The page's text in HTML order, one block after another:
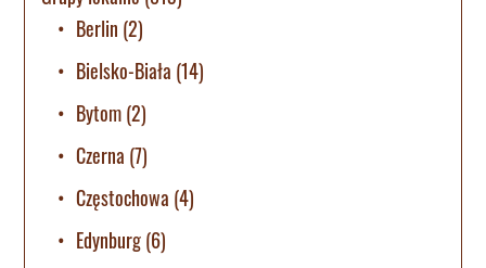
Berlin (2)
Bielsko-Biała (14)
Bytom(2)
Czerna (7)
Częstochowa (4)
Edynburg(6)